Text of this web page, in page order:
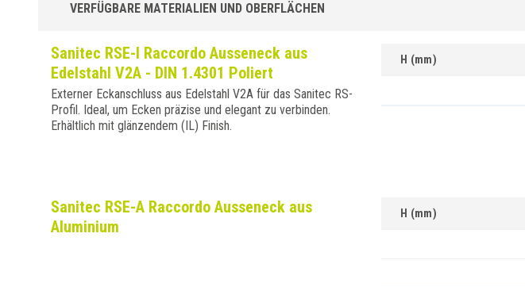
VERFÜGBARE MATERIALIEN UND OBERFLÄCHEN
Sanitec RSE-I Raccordo Ausseneck aus
Edelstahl V2A - DIN 1.4301 Poliert
Externer Eckanschluss aus Edelstahl V2A für das Sanitec RS-
Profil. Ideal, um Ecken präzise und elegant zu verbinden.
Erhältlich mit glänzendem (IL) Finish.
H (mm)
Sanitec RSE-A Raccordo Ausseneck aus
Aluminium
H (mm)